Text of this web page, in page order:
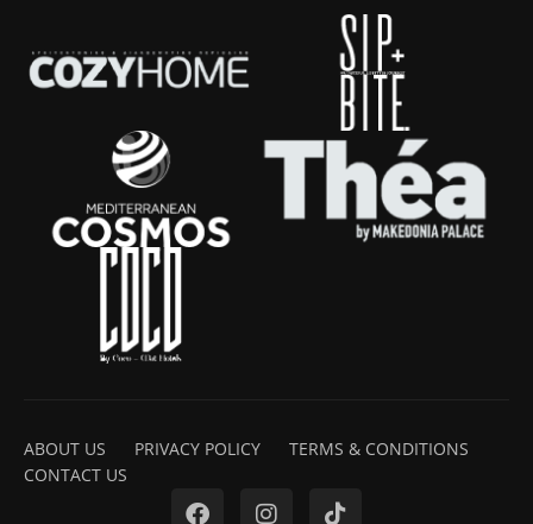
ABOUT US PRIVACY POLICY
TERMS & CONDITIONS
CONTACT US